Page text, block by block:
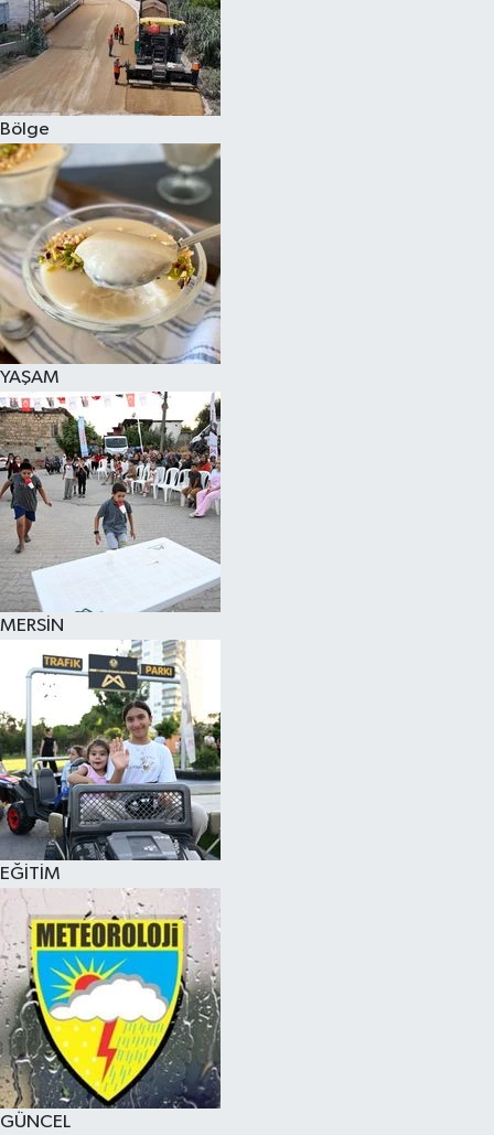
Bölge
YAŞAM
MERSİN
EĞİTİM
GÜNCEL